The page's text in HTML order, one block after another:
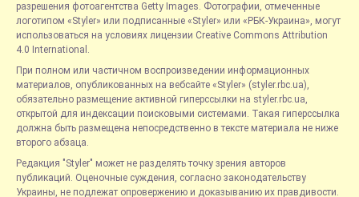
разрешения фотоагентства Getty Images. Фотографии, отмеченные
логотипом «Styler» или подписанные «Styler» или «РБК-Украина», могут
использоваться на условиях лицензии Creative Commons Attribution
4.0 International.
При полном или частичном воспроизведении информационных
материалов, опубликованных на вебсайте «Styler» (styler.rbc.ua),
обязательно размещение активной гиперссылки на styler.rbc.ua,
открытой для индексации поисковыми системами. Такая гиперссылка
должна быть размещена непосредственно в тексте материала не ниже
второго абзаца.
Редакция "Styler" может не разделять точку зрения авторов
публикаций. Оценочные суждения, согласно законодательству
Украины, не подлежат опровержению и доказыванию их правдивости.